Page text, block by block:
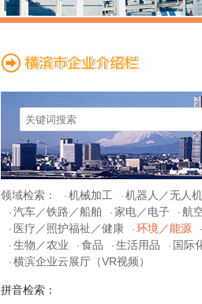
领域检索： · 机械加工 · 机器人／无人机
· 汽车／铁路／船舶 · 家电／电子 · 航
· 医疗／照护福祉／健康 · 环境／能源
·
· 生物／农业 · 食品 · 生活用品 · 国际
· 横滨企业云展厅（VR视频）
拼音检索：